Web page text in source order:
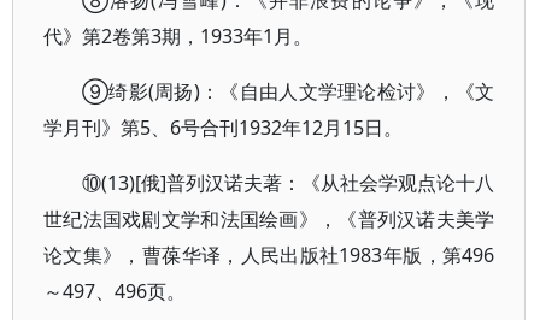
代》第2卷第3期，1933年1月。
⑨绮影(周扬)：《自由人文学理论检讨》，《文
学月刊》第5、6号合刊1932年12月15日。
⑩(13)[俄]普列汉诺夫著：《从社会学观点论十八
世纪法国戏剧文学和法国绘画》，《普列汉诺夫美学
论文集》，曹葆华译，人民出版社1983年版，第496
～497、496页。